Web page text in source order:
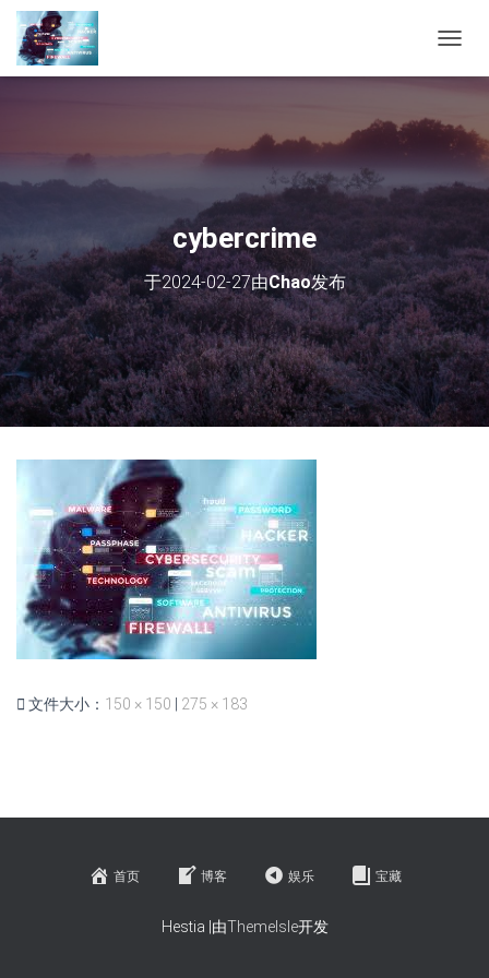
换
cybercrime
于2024-02-27由Chao发布
文件大小： 150 × 150 275 × 183
首页 博客 娱乐 宝藏
Hestia |由ThemeIsle开发